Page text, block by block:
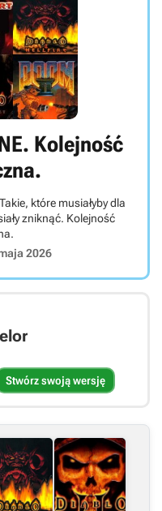
Kolejność
które musiałyby dla
zniknąć. Kolejność
2026
Stwórz swoją wersję